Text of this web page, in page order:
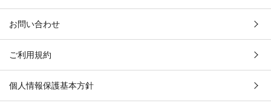
お問い合わせ
ご利用規約
個人情報保護基本方針